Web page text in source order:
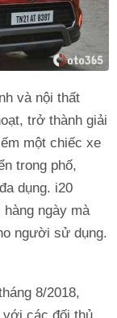
và nội thất
trở thành giải
một chiếc xe
trong phố,
dụng. i20
ngày mà
người sử dụng.
8/2018,